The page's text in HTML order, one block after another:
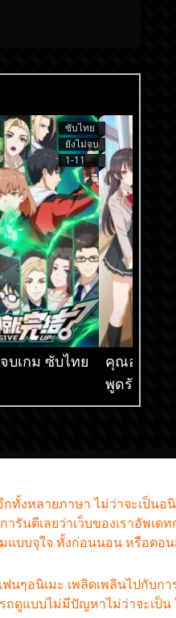
ซับไทย
ยังไม่จบ
1-11
บเกม ซับไทย
คุณอาเรียโ
พูดรัสเซียห
หัวใจจะวา
ทั้งหลายภาษา ไม่ว่าจะเป็นอ
นตีเลยว่าเว็บของเราอัพเด
แบบจุใจ ทั้งก่อนนอน หรือตอ
ๆอนิเมะ เพลิดเพลินไปกับกา
ดูแบบไม่มีปัญหาไม่ว่าจะเป็